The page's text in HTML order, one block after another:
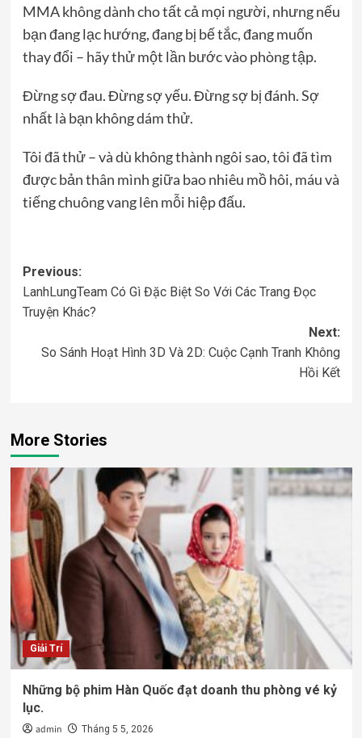
MMA không dành cho tất cả mọi người, nhưng nếu
bạn đang lạc hướng, đang bị bế tắc, đang muốn
thay đổi – hãy thử một lần bước vào phòng tập.
Đừng sợ đau. Đừng sợ yếu. Đừng sợ bị đánh. Sợ
nhất là bạn không dám thử.
Tôi đã thử – và dù không thành ngôi sao, tôi đã tìm
được bản thân mình giữa bao nhiêu mồ hôi, máu và
tiếng chuông vang lên mỗi hiệp đấu.
Post
navigation
Previous:
LanhLungTeam Có Gì Đặc Biệt So Với Các Trang Đọc
Truyện Khác?
Next:
So Sánh Hoạt Hình 3D Và 2D: Cuộc Cạnh Tranh Không
Hồi Kết
More Stories
Giải Trí
Những bộ phim Hàn Quốc đạt doanh thu phòng vé kỷ
lục.
admin Tháng 5 5, 2026